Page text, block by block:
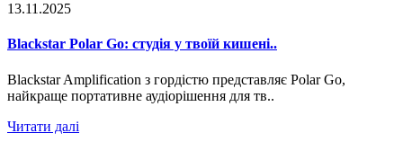
13.11.2025
Blackstar Polar Go: студія у твоїй кишені..
Blackstar Amplification з гордістю представляє Polar Go,
найкраще портативне аудіорішення для тв..
Читати далі